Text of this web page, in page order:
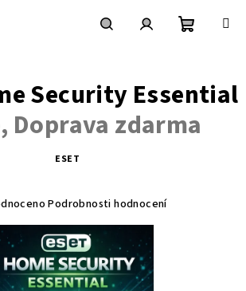
košík
Security Essential
Doprava zdarma
ESET
Podrobnosti hodnocení